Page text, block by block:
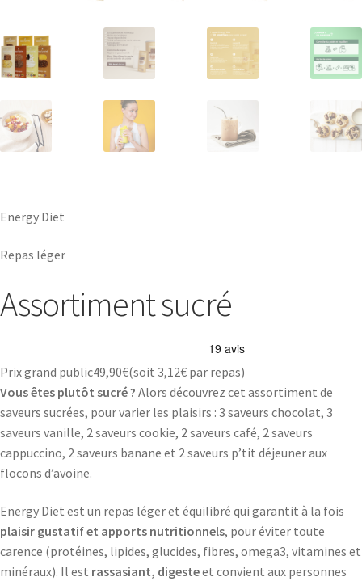
Energy Diet
Repas léger
Assortiment sucré
Prix grand public49,90€(soit 3,12€ par repas)
Vous êtes plutôt sucré ? Alors découvrez cet assortiment de
saveurs sucrées, pour varier les plaisirs : 3 saveurs chocolat, 3
saveurs vanille, 2 saveurs cookie, 2 saveurs café, 2 saveurs
cappuccino, 2 saveurs banane et 2 saveurs p’tit déjeuner aux
flocons d’avoine.
Energy Diet est un repas léger et équilibré qui garantit à la fois
plaisir gustatif et apports nutritionnels, pour éviter toute
carence (protéines, lipides, glucides, fibres, omega3, vitamines et
minéraux). Il est rassasiant, digesteet convient aux personnes